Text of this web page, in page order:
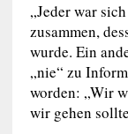
„Jeder war
zusammen,
wurde. Ein
„nie“ zu
worden: „Wir
wir gehen